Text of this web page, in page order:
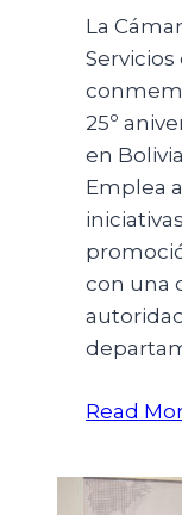
La
Servicios
25º
en
Emplea
con una
Read